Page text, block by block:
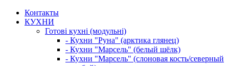
Контакты
КУХНИ
Готові кухні (модульні)
- Кухни "Руна" (арктика глянец)
- Кухни "Марсель" (белый шёлк)
- Кухни "Марсель" (слоновая кость/северный